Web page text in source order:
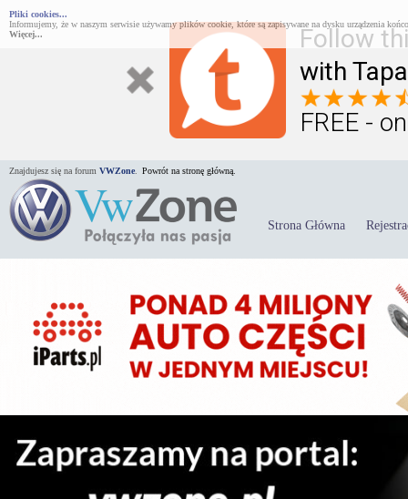
Follow
with
FREE -
Pliki cookies...
Informujemy, że w naszym serwisie używamy plików cookie, które są zapisywane na dysku urządzenia
Więcej...
Znajdujesz się na forum VWZone Powrót na stronę główną.
Strona Główna